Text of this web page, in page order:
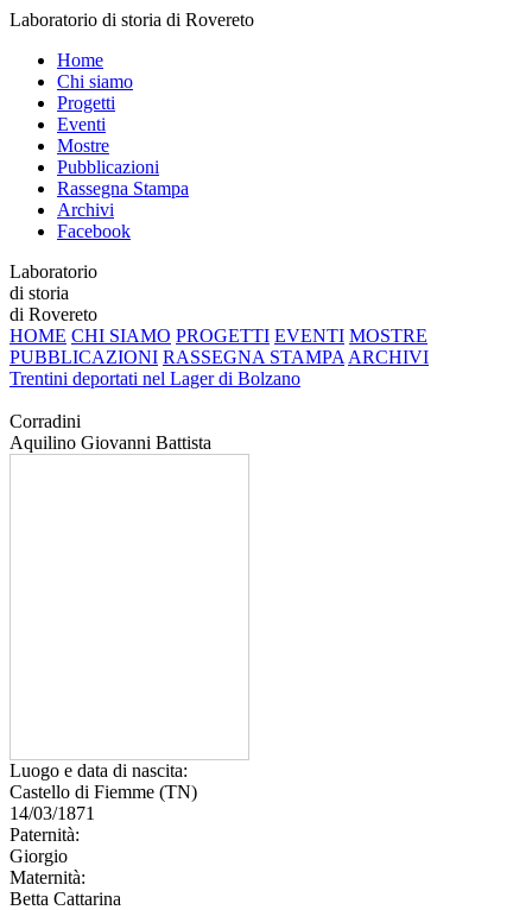
Laboratorio di storia di Rovereto
Home
Chi siamo
Progetti
Eventi
Mostre
Pubblicazioni
Rassegna Stampa
Archivi
Facebook
Laboratorio
di storia
di Rovereto
HOME CHI SIAMO PROGETTI EVENTI MOSTRE
PUBBLICAZIONI RASSEGNA STAMPA ARCHIVI
Trentini deportati nel Lager di Bolzano
Corradini
Aquilino Giovanni Battista
Luogo e data di nascita:
Castello di Fiemme (TN)
14/03/1871
Paternità:
Giorgio
Maternità:
Betta Cattarina